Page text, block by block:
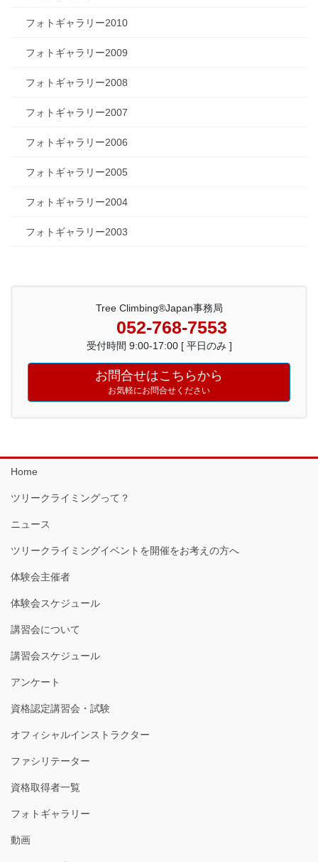
フォトギャラリー2010
フォトギャラリー2009
フォトギャラリー2008
フォトギャラリー2007
フォトギャラリー2006
フォトギャラリー2005
フォトギャラリー2004
フォトギャラリー2003
Tree Climbing®Japan事務局
052-768-7553
受付時間 9:00-17:00 [ 平日のみ ]
お問合せはこちらから
お気軽にお問合せください
Home
ツリークライミングって？
ニュース
ツリークライミングイベントを開催をお考えの方へ
体験会主催者
体験会スケジュール
講習会について
講習会スケジュール
アンケート
資格認定講習会・試験
オフィシャルインストラクター
ファシリテーター
資格取得者一覧
フォトギャラリー
動画